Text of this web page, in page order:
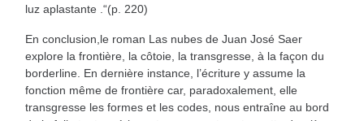
luz aplastante .“(p. 220)
En conclusion,le roman Las nubes de Juan José Saer
explore la frontière, la côtoie, la transgresse, à la façon du
borderline. En dernière instance, l’écriture y assume la
fonction même de frontière car, paradoxalement, elle
transgresse les formes et les codes, nous entraîne au bord